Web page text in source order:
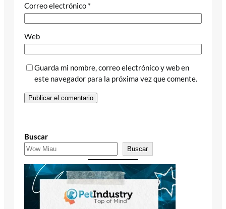
Correo electrónico *
Web
Guarda mi nombre, correo electrónico y web en
este navegador para la próxima vez que comente.
Buscar
Buscar